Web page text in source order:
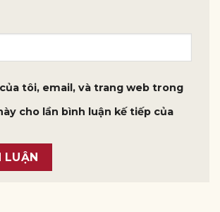
tôi, email, và trang web trong
cho lần bình luận kế tiếp của